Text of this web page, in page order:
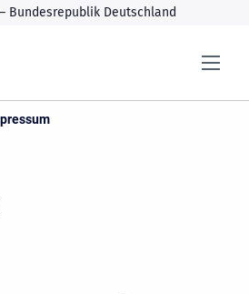
Bundesrepublik Deutschland